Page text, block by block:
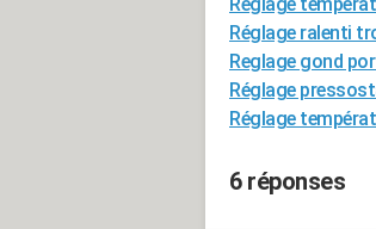
Réglage ralenti
Reglage gond
Réglage
Réglage
6 réponses